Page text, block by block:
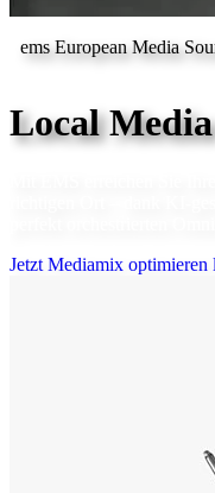
ems European Media
Local
Jetzt Mediamix optimieren